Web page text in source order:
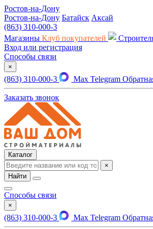
Ростов-на-Дону
Ростов-на-Дону Батайск Аксай
(863) 310-000-3
Магазины Клуб покупателей
Вход или регистрация
Способы связи
×
(863) 310-000-3 Max Telegram
Заказать звонок
Каталог
×
Найти
Способы связи
×
(863) 310-000-3 Max Telegram